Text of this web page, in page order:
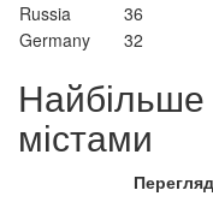
Russia
36
Germany
32
Найбільше
містами